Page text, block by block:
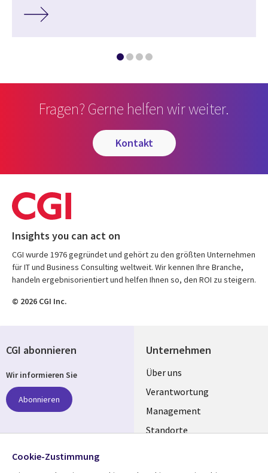
Fragen? Gerne helfen wir weiter.
kontakt
Insights you can act on
CGI wurde 1976 gegründet und gehört zu den größten Unternehmen
für IT und Business Consulting weltweit. Wir kennen Ihre Branche,
handeln ergebnisorientiert und helfen Ihnen so, den ROI zu steigern.
© 2026 CGI Inc.
Unternehmen
Useful
links
GERMANY
Über uns
Verantwortung
Management
Standorte
CGI abonnieren
Wir informieren Sie
Abonnieren
Folgen Sie uns
Cookie-Zustimmung